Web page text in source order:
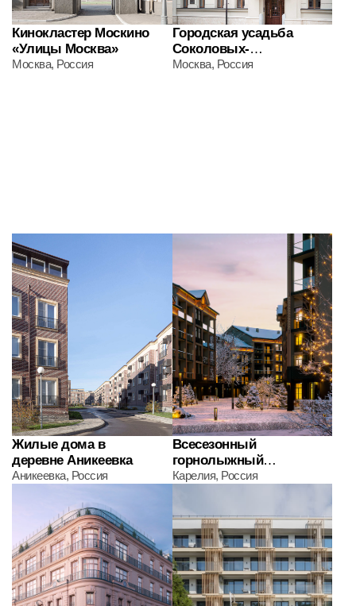
Москва, Россия
«Ревиталь парк»
Геленджик, Россия
Контакты
Проекты
+7 495 152-20-85
info@mezencev.su
119017, г. Москва, пер. Казачий 1-й, 8с1
©2026. Все права защищены
Политика в отношении обработки персональных данных
Сделано в